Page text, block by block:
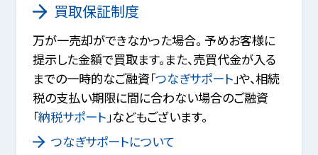
買取保証制度
万が一売却ができなかった場合。 予めお客様に
提示した金額で買取ます。また、売買代金が入る
までの一時的なご融資「つなぎサポート 」や、相続
税の支払い期限に間に合わない場合のご融資
「納税サポート 」などもございます。
つなぎサポートについて